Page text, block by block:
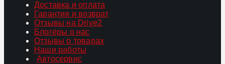
Доставка и оплата
Гарантия и возврат
Отзывы на Drive2
Блогеры о нас
Отзывы о товарах
Наши работы
Автосервис